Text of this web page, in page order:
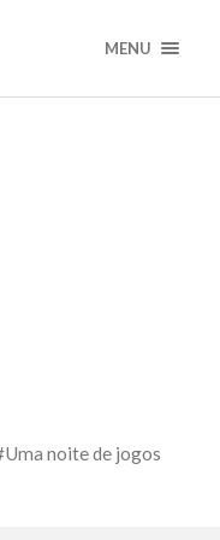
MENU
Uma noite de jogos